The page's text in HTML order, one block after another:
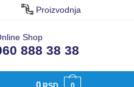
Proizvodnja
Shop
888 38 38